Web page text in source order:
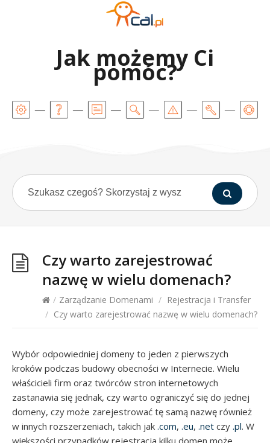
Jak możemy Ci
pomóc?
Czy warto zarejestrować
nazwę w wielu domenach?
/ Zarządzanie Domenami / Rejestracja i Transfer
/ Czy warto zarejestrować nazwę w wielu domenach?
Wybór odpowiedniej domeny to jeden z pierwszych
kroków podczas budowy obecności w Internecie. Wielu
właścicieli firm oraz twórców stron internetowych
zastanawia się jednak, czy warto ograniczyć się do jednej
domeny, czy może zarejestrować tę samą nazwę również
w innych rozszerzeniach, takich jak .com, .eu, .net czy .pl. W
większości przypadków rejestracja kilku domen może